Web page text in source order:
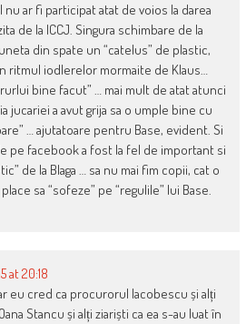
ar fi participat atat de voios la darea
de la ICCJ. Singura schimbare de la
din spate un “catelus” de plastic,
ritmul iodlerelor mormaite de Klaus…
bine facut” … mai mult de atat atunci
jucariei a avut grija sa o umple bine cu
… ajutatoare pentru Base, evident. Si
pe facebook a fost la fel de important si
de la Blaga … sa nu mai fim copii, cat o
sa “sofeze” pe “regulile” lui Base.
at 20:18
eu cred ca procurorul Iacobescu și alți
Stancu și alți ziariști ca ea s-au luat în